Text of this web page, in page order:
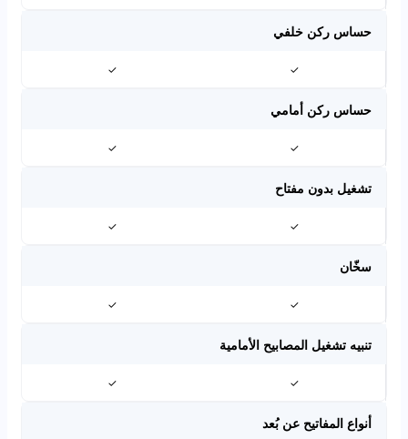
حساس ركن خلفي
✓
✓
حساس ركن أمامي
✓
✓
تشغيل بدون مفتاح
✓
✓
سخّان
✓
✓
تنبيه تشغيل المصابيح الأمامية
✓
✓
أنواع المفاتيح عن بُعد